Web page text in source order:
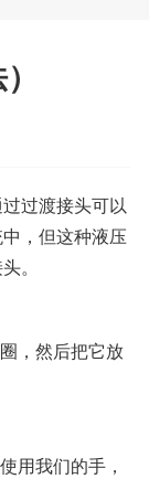
过渡接头可以
，但这种液压
。
，然后把它放
用我们的手，